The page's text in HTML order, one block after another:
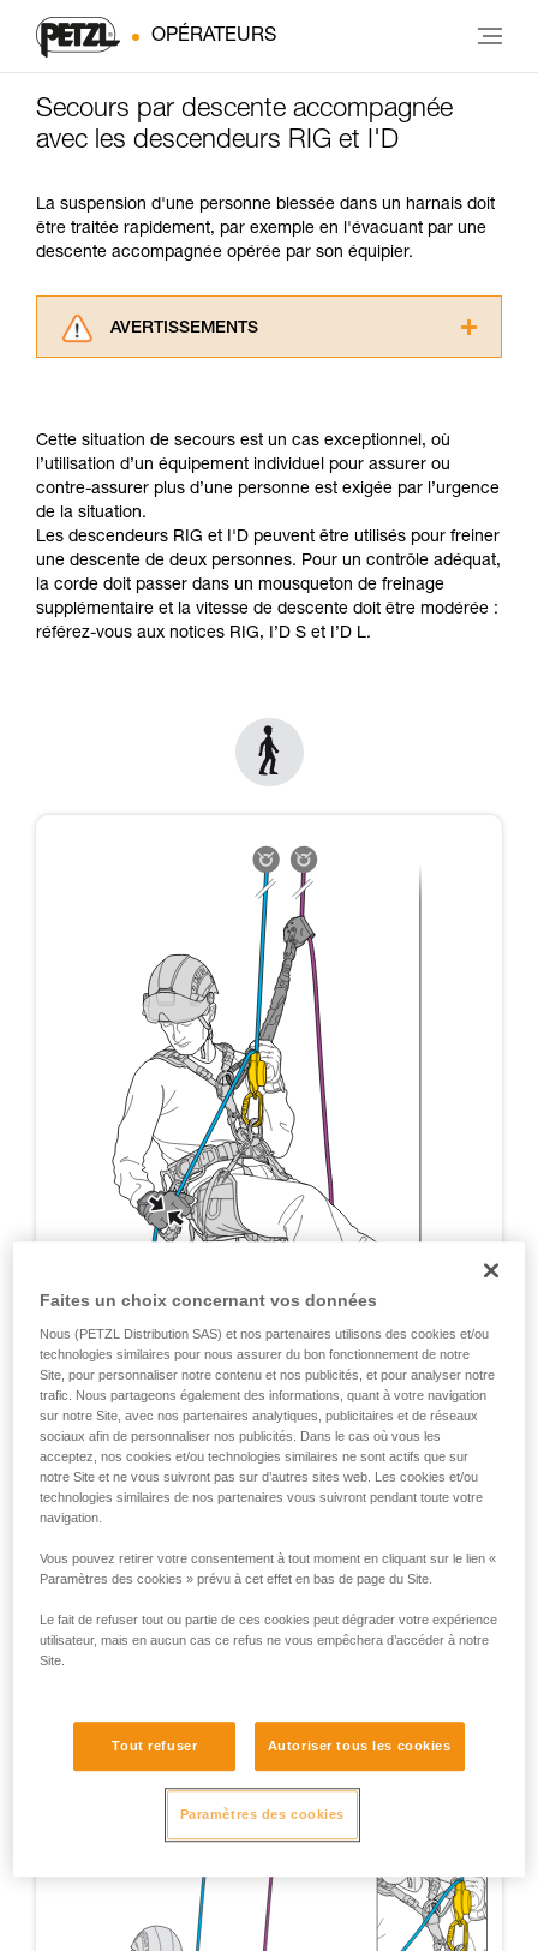
OPÉRATEURS
Secours par descente accompagnée
avec les descendeurs RIG et I'D
La suspension d'une personne blessée dans un harnais doit
être traitée rapidement, par exemple en l'évacuant par une
descente accompagnée opérée par son équipier.
AVERTISSEMENTS
informations de la notice technique pour
pouvoir comprendre ce complément
d’informations.
Maîtriser ces techniques nécessite une
formation et un entraînement spécifique. Validez
avec un professionnel votre capacité à refaire
la manipulation, seul, en toute sécurité, avant
de la reproduire en autonomie.
Nous donnons des exemples de techniques
Cette situation de secours est un cas exceptionnel, où
l’utilisation d’un équipement individuel pour assurer ou
contre-assurer plus d’une personne est exigée par l’urgence
de la situation.
Les descendeurs RIG et I'D peuvent être utilisés pour freiner
une descente de deux personnes. Pour un contrôle adéquat,
la corde doit passer dans un mousqueton de freinage
supplémentaire et la vitesse de descente doit être modérée :
référez-vous aux notices RIG, I’D S et I’D L.
Faites un choix concernant vos données
Nous (PETZL Distribution SAS) et nos partenaires utilisons des cookies et/ou
technologies similaires pour nous assurer du bon fonctionnement de notre
Site, pour personnaliser notre contenu et nos publicités, et pour analyser notre
trafic. Nous partageons également des informations, quant à votre navigation
sur notre Site, avec nos partenaires analytiques, publicitaires et de réseaux
sociaux afin de personnaliser nos publicités. Dans le cas où vous les
acceptez, nos cookies et/ou technologies similaires ne sont actifs que sur
notre Site et ne vous suivront pas sur d’autres sites web. Les cookies et/ou
technologies similaires de nos partenaires vous suivront pendant toute votre
navigation.
Vous pouvez retirer votre consentement à tout moment en cliquant sur le lien «
Paramètres des cookies » prévu à cet effet en bas de page du Site.
Le fait de refuser tout ou partie de ces cookies peut dégrader votre expérience
utilisateur, mais en aucun cas ce refus ne vous empêchera d’accéder à notre
Site.
Tout refuser Autoriser tous les cookies
Paramètres des cookies